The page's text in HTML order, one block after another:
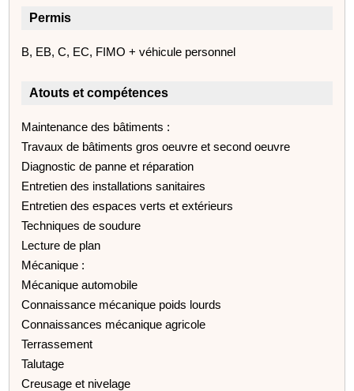
Permis
B, EB, C, EC, FIMO + véhicule personnel
Atouts et compétences
Maintenance des bâtiments :
Travaux de bâtiments gros oeuvre et second oeuvre
Diagnostic de panne et réparation
Entretien des installations sanitaires
Entretien des espaces verts et extérieurs
Techniques de soudure
Lecture de plan
Mécanique :
Mécanique automobile
Connaissance mécanique poids lourds
Connaissances mécanique agricole
Terrassement
Talutage
Creusage et nivelage